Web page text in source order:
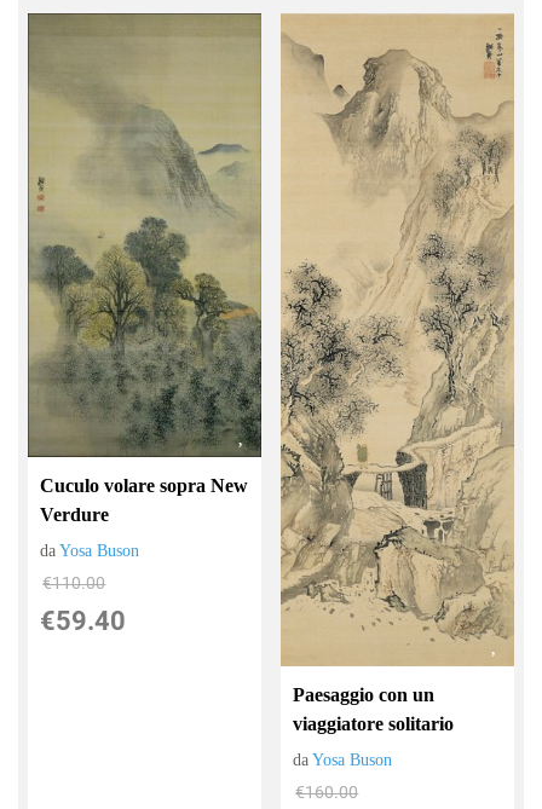
Cuculo volare sopra New
Verdure
daYosa Buson
€110.00
€59.40
Paesaggio con un
viaggiatore solitario
daYosa Buson
€160.00